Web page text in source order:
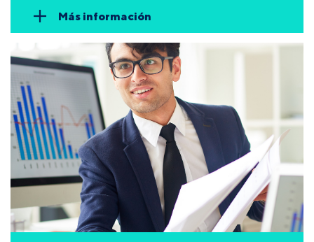
Más información